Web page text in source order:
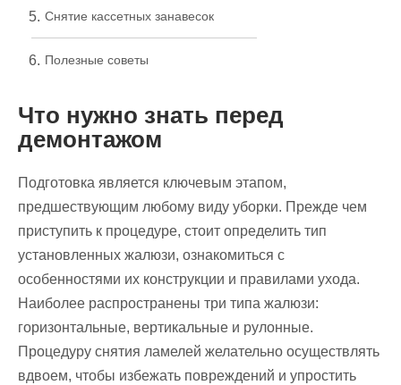
Снятие кассетных занавесок
Полезные советы
Что нужно знать перед
демонтажом
Подготовка является ключевым этапом,
предшествующим любому виду уборки. Прежде чем
приступить к процедуре, стоит определить тип
установленных жалюзи, ознакомиться с
особенностями их конструкции и правилами ухода.
Наиболее распространены три типа жалюзи:
горизонтальные, вертикальные и рулонные.
Процедуру снятия ламелей желательно осуществлять
вдвоем, чтобы избежать повреждений и упростить